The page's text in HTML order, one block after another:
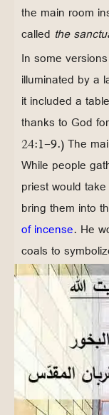
the main room
called the
In some
illuminated by a
it included a
thanks to God
24:1-9.) The
While people
priest would
bring them into
of incense. He
coals to